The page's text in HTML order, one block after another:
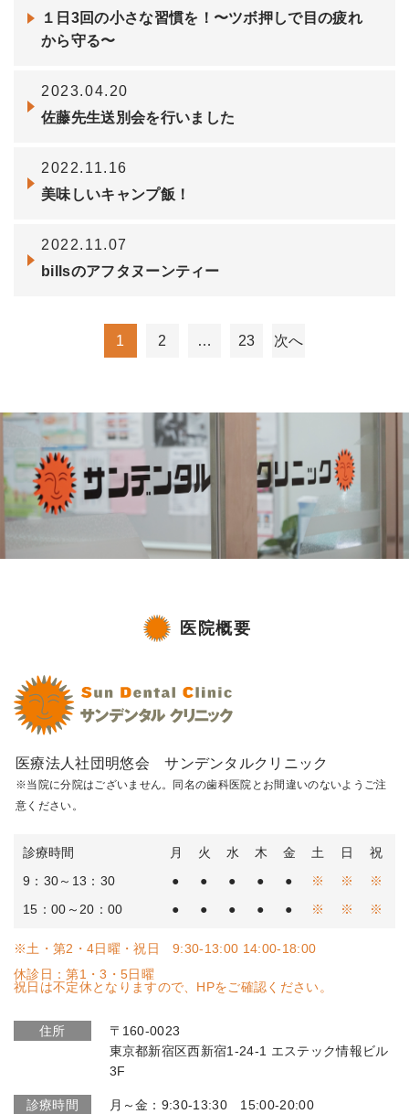
１日3回の小さな習慣を！〜ツボ押しで目の疲れ
から守る〜
2023.04.20
佐藤先生送別会を行いました
2022.11.16
美味しいキャンプ飯！
2022.11.07
billsのアフタヌーンティー
投
の
ペ
ー
ジ
送
1 2 … 23 次へ
医院概要
医療法人社団明悠会 サンデンタルクリニック
※当院に分院はございません。同名の歯科医院とお間違いのないようご注
意ください。
診療時間 月 火 水 木 金 土 日
祝
9：30～13：30
● ● ● ● ● ※ ※
※
15：00～20：00
● ● ● ● ● ※ ※ ※
※土・第2・4日曜・祝日 9:30-13:00 14:00-18:00
休診日：第1・3・5日曜
祝日は不定休となりますので、HPをご確認ください。
住所
〒160-0023
東京都新宿区西新宿1-24-1 エステック情報ビル
3F
診療時間
月～金：9:30-13:30 15:00-20:00